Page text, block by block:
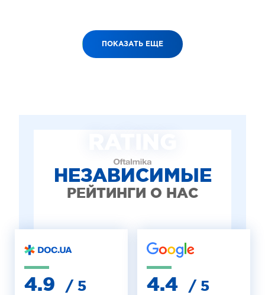
ПОКАЗАТЬ ЕЩЕ
НЕЗАВИСИМЫЕ
РЕЙТИНГИ О НАС
4.9 / 5 4.4 / 5